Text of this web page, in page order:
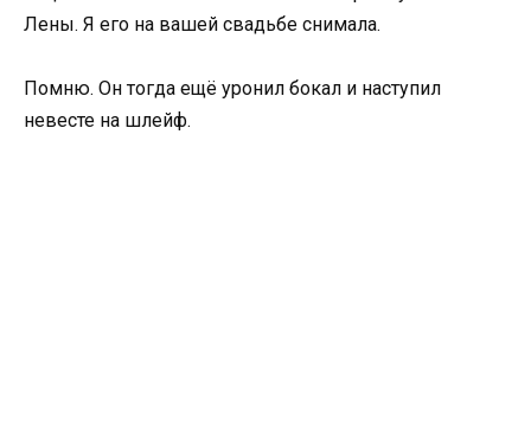
Лены. Я его на вашей свадьбе снимала.
Помню. Он тогда ещё уронил бокал и наступил
невесте на шлейф.